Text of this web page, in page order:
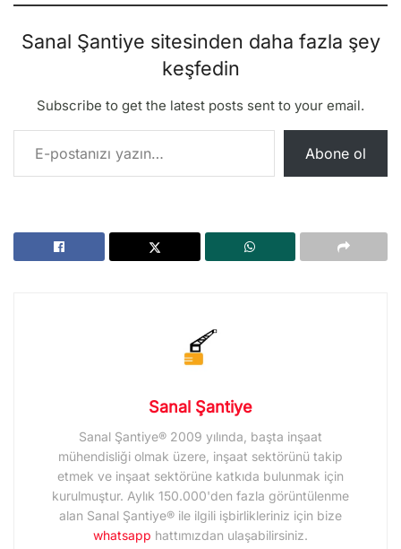
Sanal Şantiye sitesinden daha fazla şey
keşfedin
Subscribe to get the latest posts sent to your email.
E-postanızı yazın…
Abone ol
Sanal Şantiye
Sanal Şantiye® 2009 yılında, başta inşaat
mühendisliği olmak üzere, inşaat sektörünü takip
etmek ve inşaat sektörüne katkıda bulunmak için
kurulmuştur. Aylık 150.000'den fazla görüntülenme
alan Sanal Şantiye® ile ilgili işbirlikleriniz için bize
whatsapp hattımızdan ulaşabilirsiniz.